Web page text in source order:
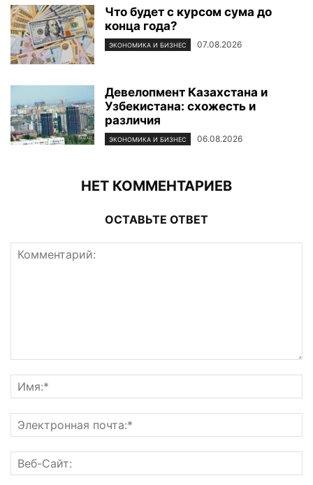
Что будет с курсом сума до
конца года?
ЭКОНОМИКА И БИЗНЕС 07.08.2026
Девелопмент Казахстана и
Узбекистана: схожесть и
различия
ЭКОНОМИКА И БИЗНЕС 06.08.2026
НЕТ КОММЕНТАРИЕВ
ОСТАВЬТЕ ОТВЕТ